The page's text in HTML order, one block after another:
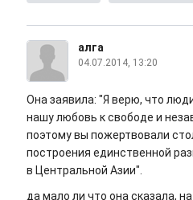
алга
04.07.2014, 13:20
Она заявила: "Я верю, что
нашу любовь к свободе и
поэтому вы пожертвовали
построения единственной
в Центральной Азии".
да мало ли что она сказала,